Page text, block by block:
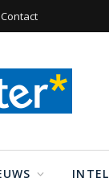
Contact
INTEL